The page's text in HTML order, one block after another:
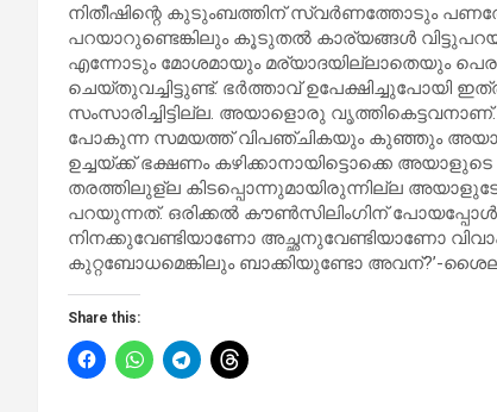
നിതീഷിന്റെ കുടുംബത്തിന് സ്വർണത്തോടും
പറയാറുണ്ടെങ്കിലും കൂടുതൽ കാര്യങ്ങൾ
എന്നോടും മോശമായും മര്യാദയില്ലാതെയും
ചെയ്തുവച്ചിട്ടുണ്ട്. ഭർത്താവ് ഉപേക്ഷിച്ചുപോയി
സംസാരിച്ചിട്ടില്ല. അയാളൊരു
പോകുന്ന സമയത്ത് വിപഞ്ചികയും കുഞ്ഞും
ഉച്ചയ്ക്ക് ഭക്ഷണം കഴിക്കാനായിട്ടൊക്കെ
തരത്തിലുള്ല കിടപ്പൊന്നുമായിരുന്നില്ല
പറയുന്നത്. ഒരിക്കൽ കൗൺസിലിംഗിന് പോയപ്പോൾ
നിനക്കുവേണ്ടിയാണോ അച്ഛനുവേണ്ടിയാണോ വിവാഹം
കുറ്റബോധമെങ്കിലും ബാക്കിയുണ്ടോ അവന്?’-
Share this: